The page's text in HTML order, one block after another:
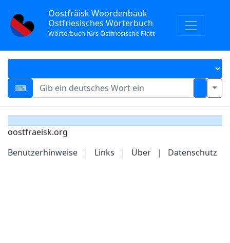
Oostfräisk Woordenbauk
Ostfriesisches Wörterbuch
Wörterbuch fürs Ostfriesische Platt
oostfraeisk.org
Benutzerhinweise
| Links | Über | Datenschutz